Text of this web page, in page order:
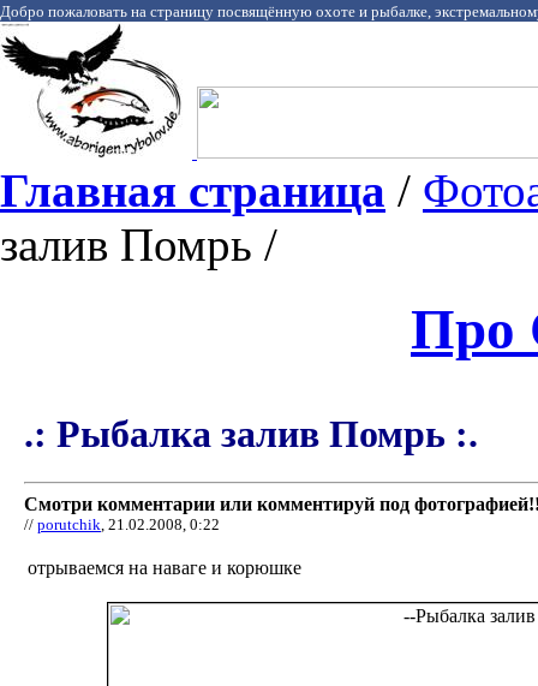
Добро пожаловать на страницу посвящённую охоте и рыбалке,
Главная страница /
залив Помрь /
Про
.: Рыбалка залив Помрь :.
Смотри комментарии или комментируй под
// porutchik, 21.02.2008, 0:22
отрываемся на наваге и корюшке